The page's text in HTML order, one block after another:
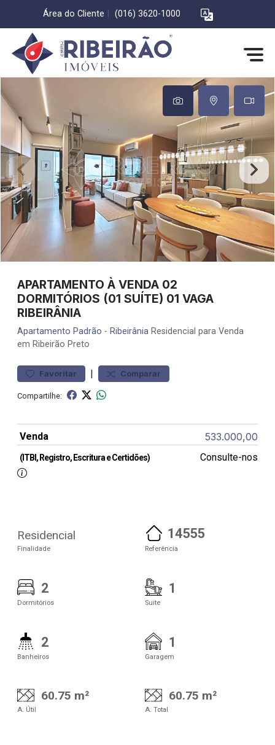
Área do Cliente (016) 3620-1000
APARTAMENTO À VENDA 02
DORMITÓRIOS (01 SUÍTE) 01 VAGA
RIBEIRÂNIA
Apartamento Padrão - Ribeirânia Residencial para Venda
em Ribeirão Preto
Favoritar | Comparar
Compartilhe:
Venda 533.000,00
(ITBI, Registro, Escritura e Certidões) Consulte-nos
Residencial
Finalidade
14555
Referência
2
Dormitórios
1
Suite
2
Banheiros
1
Garagem
60.75 m²
A. Útil
60.75 m²
A. Total